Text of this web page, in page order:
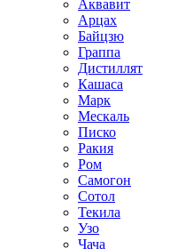
Аквавит
Арцах
Байцзю
Граппа
Дистиллят
Кашаса
Марк
Мескаль
Писко
Ракия
Ром
Самогон
Сотол
Текила
Узо
Чача